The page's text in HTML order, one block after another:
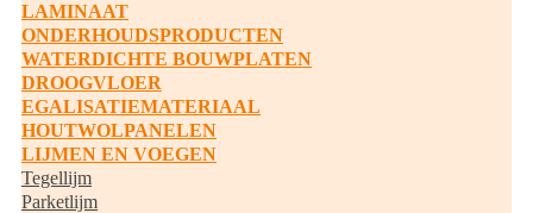
LAMINAAT
ONDERHOUDSPRODUCTEN
WATERDICHTE BOUWPLATEN
DROOGVLOER
EGALISATIEMATERIAAL
HOUTWOLPANELEN
LIJMEN EN VOEGEN
Tegellijm
Parketlijm